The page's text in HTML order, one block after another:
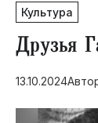
Молодежная
СВО
Выборы в
Социальная
Культура
Друзья
13.10.2024